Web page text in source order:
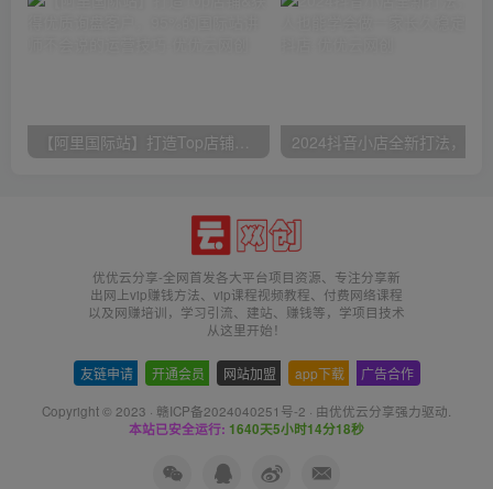
优优云分享-全网首发各大平台项目资源、专注分享新
出网上vip赚钱方法、vip课程视频教程、付费网络课程
以及网赚培训，学习引流、建站、赚钱等，学项目技术
从这里开始！
友链申请 开通会员 网站加盟 app下载 广告合作
Copyright © 2023 · 赣ICP备2024040251号-2 · 由优优云分享强力驱动.
本站已安全运行: 1640天5小时14分18秒